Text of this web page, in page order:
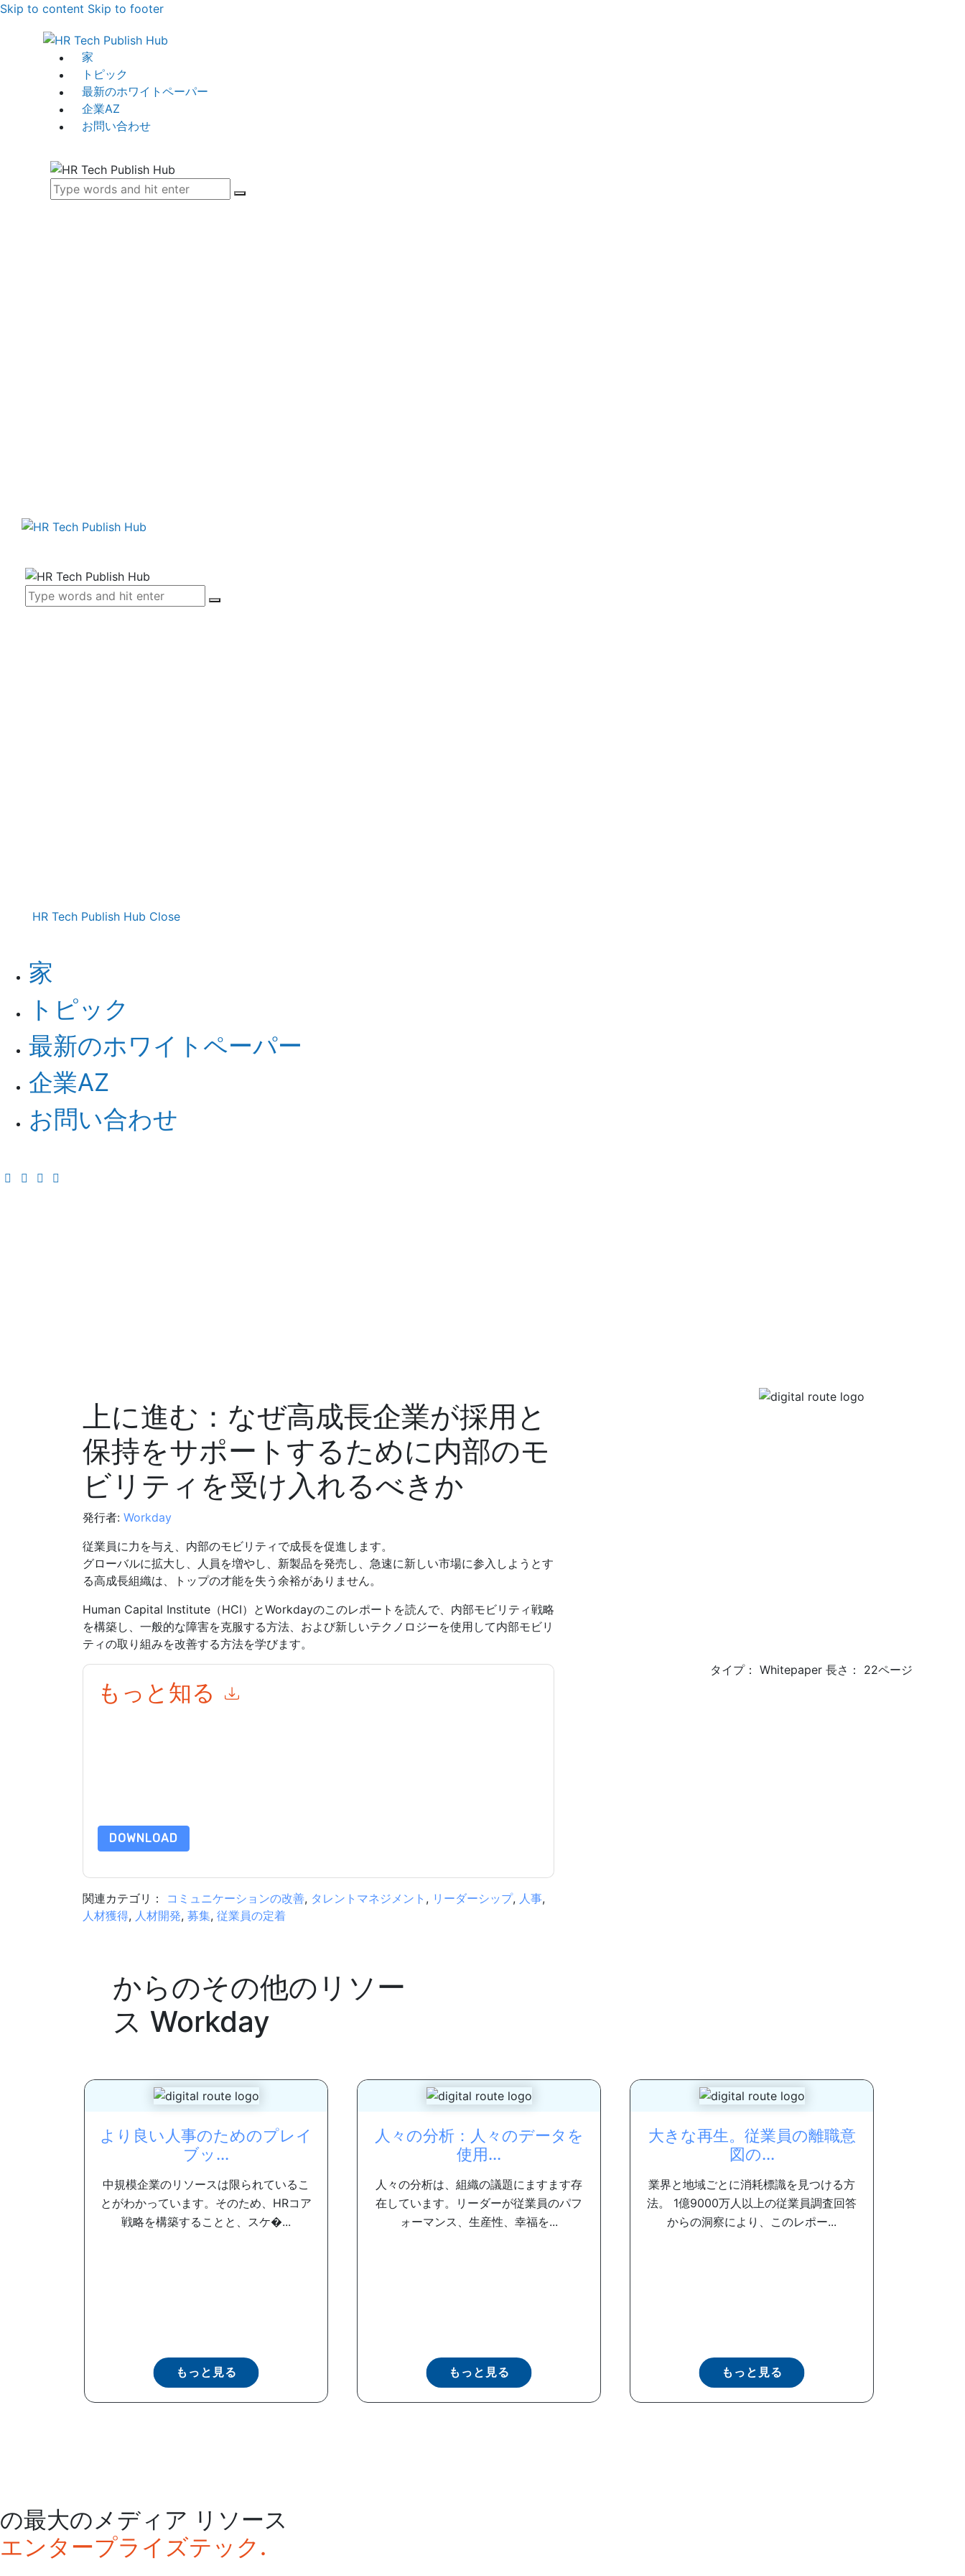
Skip to content Skip to footer
家
トピック
最新のホワイトペーパー
企業AZ
お問い合わせ
HR Tech Publish Hub Close
家
トピック
最新のホワイトペーパー
企業AZ
お問い合わせ
上に進む：なぜ高成長企業が採用と
保持をサポートするために内部のモ
ビリティを受け入れるべきか
発行者: Workday
従業員に力を与え、内部のモビリティで成長を促進します。
グローバルに拡大し、人員を増やし、新製品を発売し、急速に新しい市場に参入しようとす
る高成長組織は、トップの才能を失う余裕がありません。
Human Capital Institute（HCI）とWorkdayのこのレポートを読んで、内部モビリティ戦略
を構築し、一般的な障害を克服する方法、および新しいテクノロジーを使用して内部モビリ
ティの取り組みを改善する方法を学びます。
もっと知る
DOWNLOAD
関連カテゴリ： コミュニケーションの改善, タレントマネジメント , リーダーシップ, 人事,
人材獲得, 人材開発, 募集, 従業員の定着
タイプ： Whitepaper 長さ： 22ページ
からのその他のリソー
ス Workday
より良い人事のためのプレイ
ブッ...
中規模企業のリソースは限られているこ
とがわかっています。そのため、HRコア
戦略を構築することと、スケ�...
もっと見る
人々の分析：人々のデータを
使用...
人々の分析は、組織の議題にますます存
在しています。リーダーが従業員のパフ
ォーマンス、生産性、幸福を...
もっと見る
大きな再生。従業員の離職意
図の...
業界と地域ごとに消耗標識を見つける方
法。 1億9000万人以上の従業員調査回答
からの洞察により、このレポー...
もっと見る
の最大のメディア リソース
エンタープライズテック.